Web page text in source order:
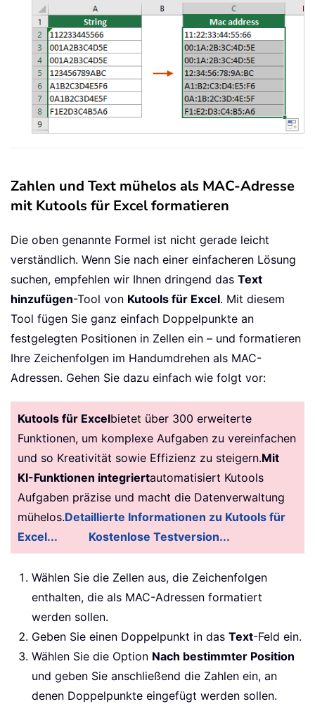
Zahlen und Text mühelos als MAC-Adresse
mit Kutools für Excel formatieren
Die oben genannte Formel ist nicht gerade leicht
verständlich. Wenn Sie nach einer einfacheren Lösung
suchen, empfehlen wir Ihnen dringend das Text
hinzufügen-Tool von Kutools für Excel. Mit diesem
Tool fügen Sie ganz einfach Doppelpunkte an
festgelegten Positionen in Zellen ein – und formatieren
Ihre Zeichenfolgen im Handumdrehen als MAC-
Adressen. Gehen Sie dazu einfach wie folgt vor:
Kutools für Excelbietet über 300 erweiterte
Funktionen, um komplexe Aufgaben zu vereinfachen
und so Kreativität sowie Effizienz zu steigern.Mit
KI-Funktionen integriertautomatisiert Kutools
Aufgaben präzise und macht die Datenverwaltung
mühelos.Detaillierte Informationen zu Kutools für
Excel...
Kostenlose Testversion...
Wählen Sie die Zellen aus, die Zeichenfolgen
enthalten, die als MAC-Adressen formatiert
werden sollen.
Geben Sie einen Doppelpunkt in das Text-Feld ein.
Wählen Sie die Option Nach bestimmter Position
und geben Sie anschließend die Zahlen ein, an
denen Doppelpunkte eingefügt werden sollen.